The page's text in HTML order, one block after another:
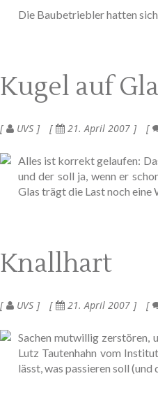
Die Baubetriebler hatten
Kugel auf
UVS 21. April 2007
Alles ist korrekt gelaufen:
und der soll ja, wenn er
Glas trägt die Last noch eine
Knallhart
UVS 21. April 2007
Sachen mutwillig zerstören,
Lutz Tautenhahn vom
lässt, was passieren soll